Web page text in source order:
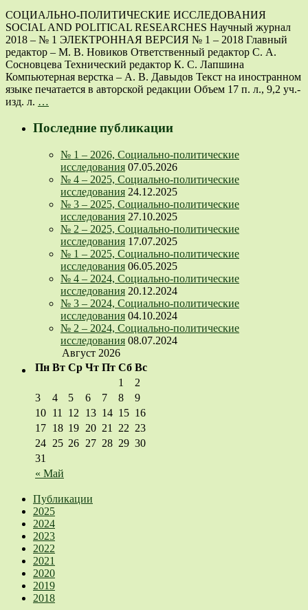
СОЦИАЛЬНО-ПОЛИТИЧЕСКИЕ ИССЛЕДОВАНИЯ
SOCIAL AND POLITICAL RESEARCHES Научный журнал
2018 – № 1 ЭЛЕКТРОННАЯ ВЕРСИЯ № 1 – 2018 Главный
редактор – М. В. Новиков Ответственный редактор С. А.
Сосновцева Технический редактор К. С. Лапшина
Компьютерная верстка – А. В. Давыдов Текст на иностранном
языке печатается в авторской редакции Объем 17 п. л., 9,2 уч.-
изд. л. …
Последние публикации
№ 1 – 2026, Социально-политические
исследования 07.05.2026
№ 4 – 2025, Социально-политические
исследования 24.12.2025
№ 3 – 2025, Социально-политические
исследования 27.10.2025
№ 2 – 2025, Социально-политические
исследования 17.07.2025
№ 1 – 2025, Социально-политические
исследования 06.05.2025
№ 4 – 2024, Социально-политические
исследования 20.12.2024
№ 3 – 2024, Социально-политические
исследования 04.10.2024
№ 2 – 2024, Социально-политические
исследования 08.07.2024
Август 2026
Пн Вт Ср Чт Пт Сб Вс
« Май
1
2
3
4 5 6 7 8
9
10 11 12 13 14 15 16
17 18 19 20 21 22 23
24 25 26 27 28 29 30
31
Публикации
2025
2024
2023
2022
2021
2020
2019
2018